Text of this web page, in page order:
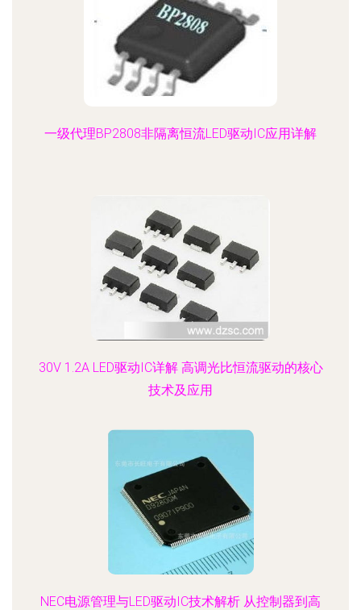
一级代理BP2808非隔离恒流LED驱动IC应用详解
30V 1.2A LED驱动IC详解 高调光比恒流驱动的核心
技术及应用
NEC电源管理与LED驱动IC技术解析 从控制器到高